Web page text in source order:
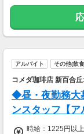
アルバイト その他(飲
コメダ珈琲店 新百合
◆昼・夜勤務大
ンスタッフ【ア
時給：1225円以上